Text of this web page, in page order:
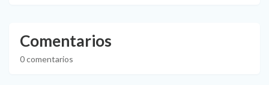
Comentarios
0 comentarios